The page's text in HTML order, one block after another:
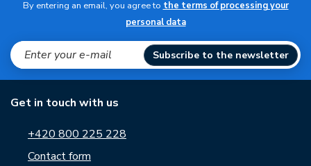
By entering an email, you agree to the terms of processing your
personal data
Subscribe to the newsletter
Get in touch with us
+420 800 225 228
Contact form